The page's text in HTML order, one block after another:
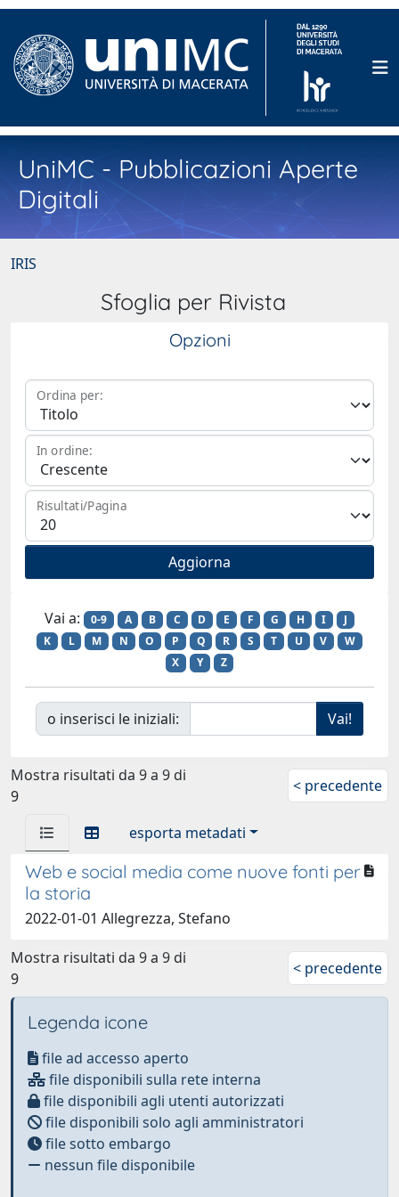
UniMC - Pubblicazioni Aperte
Digitali
IRIS
Sfoglia per Rivista
Opzioni
Ordina per:
In ordine:
Risultati/Pagina
Vai a: 0-9 A B C D E F G H I
J
K
L M N O P Q R S T U V
W
X
Y Z
o inserisci le iniziali:
Mostra risultati da 9 a 9 di
9
< precedente
esporta metadati
Web e social media come nuove fonti per
la storia
2022-01-01 Allegrezza, Stefano
Mostra risultati da 9 a 9 di
9
< precedente
Legenda icone
file ad accesso aperto
file disponibili sulla rete interna
file disponibili agli utenti autorizzati
file disponibili solo agli amministratori
file sotto embargo
nessun file disponibile